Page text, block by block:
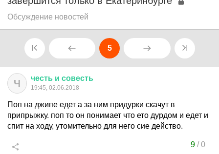
Обсуждение новостей
5
Ч честь и совесть
19:45, 02.06.2018
Поп на джипе едет а за ним придурки скачут в
припрыжку. поп то он понимает что ето дурдом и едет и
спит на ходу, утомительно для него сие действо.
9/0